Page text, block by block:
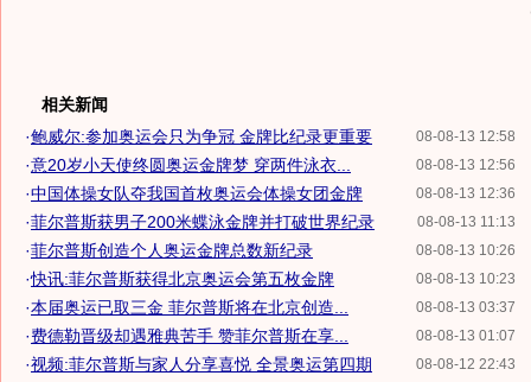
相关新闻
08-08-13 12:58
·鲍威尔:参加奥运会只为争冠 金牌比纪录更重要
08-08-13 12:56
·意20岁小天使终圆奥运金牌梦 穿两件泳衣...
08-08-13 12:36
·中国体操女队夺我国首枚奥运会体操女团金牌
08-08-13 11:13
·菲尔普斯获男子200米蝶泳金牌并打破世界纪录
08-08-13 10:26
·菲尔普斯创造个人奥运金牌总数新纪录
08-08-13 10:23
·快讯:菲尔普斯获得北京奥运会第五枚金牌
08-08-13 03:37
·本届奥运已取三金 菲尔普斯将在北京创造...
08-08-13 01:07
·费德勒晋级却遇雅典苦手 赞菲尔普斯在享...
08-08-12 22:43
·视频:菲尔普斯与家人分享喜悦 全景奥运第四期